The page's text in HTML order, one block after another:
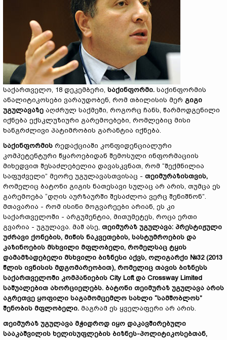
საქართველო, 18 დეკემბერი, საქინფორმი. საქინფორმის
ანალიტიკოსები ვარაუდობენ, რომ თბილისის მერ გიგი
უგულავაზე აღძრულ საქმეში, როგორც ჩანს, წარმოდგენილი
იქნება ექსკლუზიური გარემოებები, რომლებიც მისი
ხანგრძლივი პატიმრობის გარანტია იქნება.
საქინფორმის რედაქციაში კონფიდენციალური
კომპეტენტური წყაროებიდან შემოსული ინფორმაციის
მიხედვით შესაძლებელია დავასკვნათ, რომ “შექმნილია
საფუძველი” მეორე უგულავასთვისაც - თეიმურაზისთვის,
რომელიც ბატონი გიგის ნათესავი სულაც არ არის, თუმცა ეს
გარემოება “დღის აურზაურში შესაძლოა ვერც შენიშნონ”.
მთავარია - რომ ისინი მოგვარეები არიან, ეს კი
საქართველოში - არგუმენტია, მითუმეტეს, როცა ერთი
გვარია - უგულავა. მაშ ასე, თეიმურაზ უგულავა: პრესტიჟული
უძრავი ქონების, მიწის ნაკვეთების, სასტუმროების და
კაზინოების მსხვილი მფლობელი, რომელსაც ტყის
დამამზადებელი მსხვილი ბიზნესი აქვს, ოლიგარქი №32 (2013
წლის ივნისის მდგომარეობით), რომელიც თავის ბიზნესს
საქართველოში კომპანიების City Loft და Crossway Limited
საშუალებით ახორციელებს. ბატონი თეიმურაზ უგულავა არის
აგრეთვე ყოფილი საგამომცემლო სახლი “სამშობლოს”
შენობის მფლობელი. მაგრამ ეს ყველაფერი არ არის.
თეიმურაზ უგულავა მჭიდროდ იყო დაკავშირებული
სააკაშვილის ხელისუფლების ბიზნეს-პოლიტიკოსებთან,